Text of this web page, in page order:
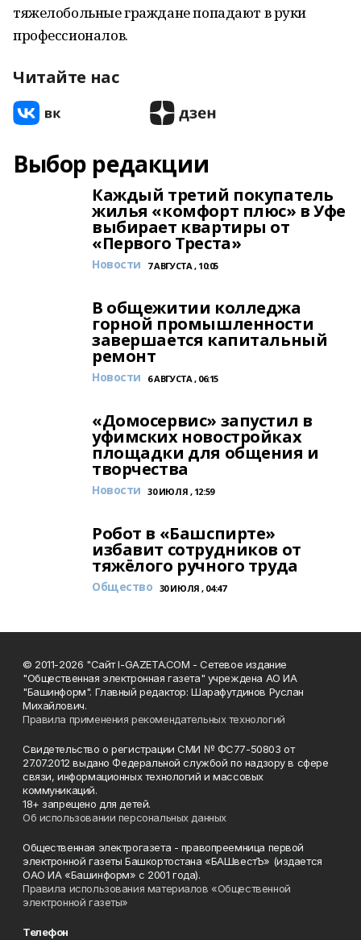
тяжелобольные граждане попадают в руки
профессионалов.
Читайте нас
Выбор редакции
Каждый третий покупатель
жилья «комфорт плюс» в Уфе
выбирает квартиры от
«Первого Треста»
Новости 7 АВГУСТА , 10:05
В общежитии колледжа
горной промышленности
завершается капитальный
ремонт
Новости 6 АВГУСТА , 06:15
«Домосервис» запустил в
уфимских новостройках
площадки для общения и
творчества
Новости 30 ИЮЛЯ , 12:59
Робот в «Башспирте»
избавит сотрудников от
тяжёлого ручного труда
Общество 30 ИЮЛЯ , 04:47
© 2011-2026 "Сайт I-GAZETA.COM - Сетевое издание
"Общественная электронная газета" учреждена АО ИА
"Башинформ". Главный редактор: Шарафутдинов Руслан
Михайлович.
Правила применения рекомендательных технологий
Свидетельство о регистрации СМИ № ФС77-50803 от
27.07.2012 выдано Федеральной службой по надзору в сфере
связи, информационных технологий и массовых
коммуникаций.
18+ запрещено для детей.
Об использовании персональных данных
Общественная электрогазета - правопреемница первой
электронной газеты Башкортостана «БАШвестЪ» (издается
ОАО ИА «Башинформ» с 2001 года).
Правила использования материалов «Общественной
электронной газеты»
Телефон